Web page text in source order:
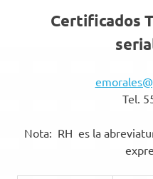
Certificados
Tel.
Nota: RH es la